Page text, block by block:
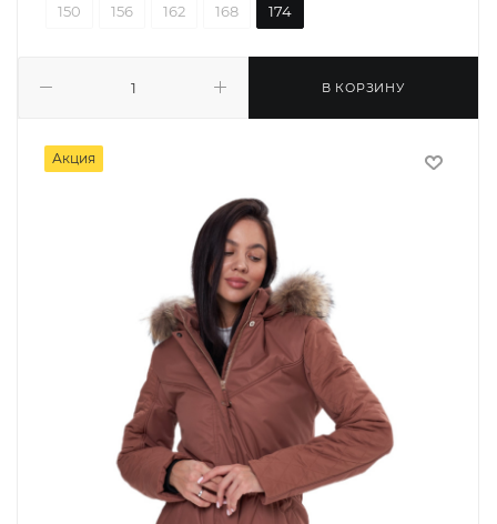
В КОРЗИНУ
150 156 162 168 174
Акция